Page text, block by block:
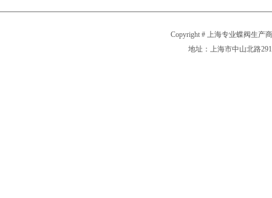
Copyright # 上海专业蝶阀生产
地址：上海市中山北路